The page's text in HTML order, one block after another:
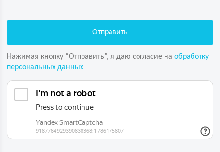
Нажимая кнопку “Отправить”, я даю согласие на обработку
персональных данных